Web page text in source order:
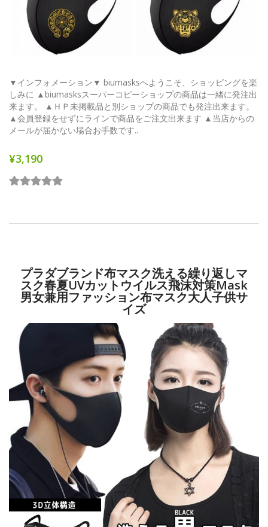
▼インフォメーション▼ biumasksへようこそ、ショッピングを楽
しみに ▲biumasksスーパーコピーショップの商品は一緒に発注出
来ます。 ▲ＨＰ未掲載品と別ショップの商品でも発注出来ます。
▲会員登録をせずにラインで商品をご注文出来ます ▲当店からの
メールが届かない場合お手数です..
¥3,190
プラダブランド布マスク洗える繰り返しマ
スク春夏UVカットウイルス飛沫対策mask
男女兼用ファッション布マスク大人子供サ
イズ